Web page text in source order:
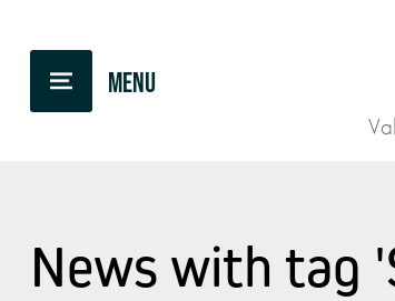
News with tag